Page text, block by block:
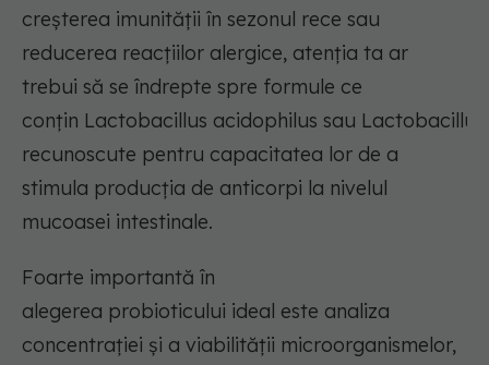
creșterea imunității în sezonul rece sau
reducerea reacțiilor alergice, atenția ta ar
trebui să se îndrepte spre formule ce
conțin Lactobacillus acidophilus sau Lactobacillus
recunoscute pentru capacitatea lor de a
stimula producția de anticorpi la nivelul
mucoasei intestinale.
Foarte importantă în
alegerea probioticului ideal este analiza
concentrației și a viabilității microorganismelor,